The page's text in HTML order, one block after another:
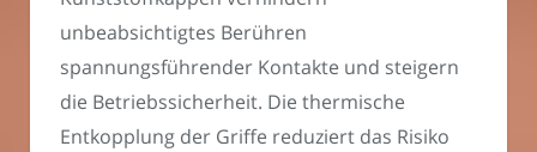
unbeabsichtigtes Berühren
spannungsführender Kontakte und steigern
die Betriebssicherheit. Die thermische
Entkopplung der Griffe reduziert das Risiko